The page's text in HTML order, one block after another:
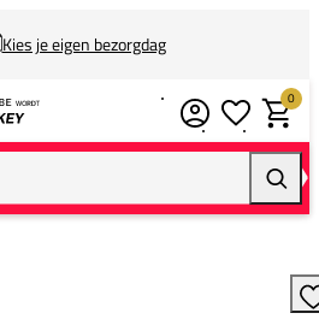
Kies je eigen bezorgdag
0